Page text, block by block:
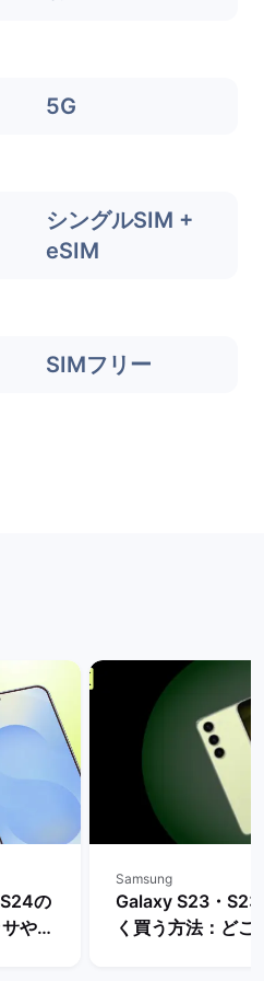
5G
シングルSIM +
eSIM
SIMフリー
の
やバ
Samsung
Galaxy S23・
く買う方法：どこ